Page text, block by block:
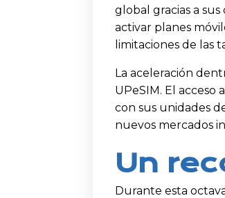
global gracias a
activar planes
limitaciones de las
La aceleración
UPeSIM. El
con sus unidades
nuevos mercados
Un
Durante esta